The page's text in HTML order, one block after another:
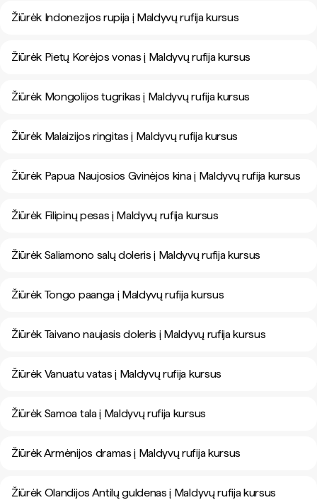
Žiūrėk Indonezijos rupija į Maldyvų rufija kursus
Žiūrėk Pietų Korėjos vonas į Maldyvų rufija kursus
Žiūrėk Mongolijos tugrikas į Maldyvų rufija kursus
Žiūrėk Malaizijos ringitas į Maldyvų rufija kursus
Žiūrėk Papua Naujosios Gvinėjos kina į Maldyvų rufija kursus
Žiūrėk Filipinų pesas į Maldyvų rufija kursus
Žiūrėk Saliamono salų doleris į Maldyvų rufija kursus
Žiūrėk Tongo paanga į Maldyvų rufija kursus
Žiūrėk Taivano naujasis doleris į Maldyvų rufija kursus
Žiūrėk Vanuatu vatas į Maldyvų rufija kursus
Žiūrėk Samoa tala į Maldyvų rufija kursus
Žiūrėk Armėnijos dramas į Maldyvų rufija kursus
Žiūrėk Olandijos Antilų guldenas į Maldyvų rufija kursus